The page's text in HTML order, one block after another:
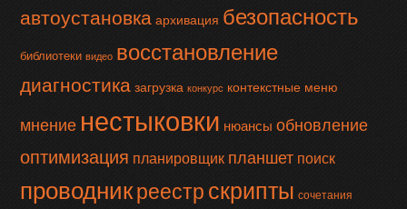
автоустановка архивация безопасность
библиотеки видео восстановление
диагностика загрузка конкурс контекстные меню
мнение нестыковки нюансы обновление
оптимизация планировщик планшет поиск
проводникреестр скрипты сочетания